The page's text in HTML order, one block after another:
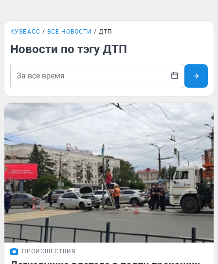
КУЗБАСС ВСЕ НОВОСТИ ДТП
Новости по тэгу ДТП
ПРОИСШЕСТВИЯ